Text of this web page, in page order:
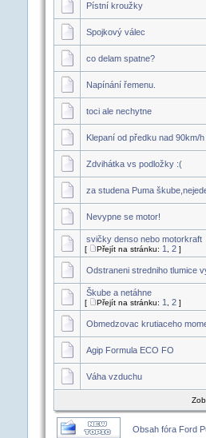
Pístní kroužky
Spojkový válec
co delam spatne?
Napínání řemenu.
toci ale nechytne
Klepaní od předku nad 90km/h
Zdvihátka vs podložky :(
za studena Puma
Nevypne se motor!
svičky denso nebo motorkraft
[ Přejít na stránku: 1 2 ]
Odstraneni stredniho tlumice
Škube a netáhne
[ Přejít na stránku: 1 2 ]
Obmedzovac krutiaceho
Agip Formula ECO FO
Váha vzduchu
Obsah fóra Ford